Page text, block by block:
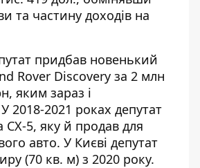
та частину доходів на
придбав новенький
Rover Discovery за 2 млн
яким зараз і
2018-2021 роках депутат
CX-5, яку й продав для
авто. У Києві депутат
(70 кв. м) з 2020 року.